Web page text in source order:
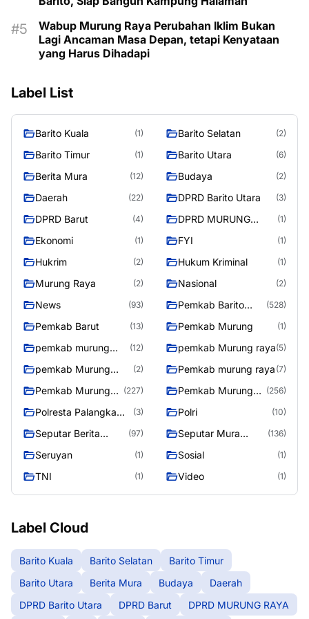
Wabup Murung Raya Perubahan Iklim Bukan
Lagi Ancaman Masa Depan, tetapi Kenyataan
yang Harus Dihadapi
Label List
Barito Kuala (1) Barito Selatan (2)
Barito Timur (1) Barito Utara (6)
Berita Mura (12) Budaya (2)
Daerah (22) DPRD Barito Utara (3)
DPRD Barut (4)
DPRD MURUNG
(1)
Ekonomi (1) FYI (1)
Hukrim (2) Hukum Kriminal (1)
Murung Raya (2) Nasional (2)
News (93)
Pemkab Barito
(528)
Pemkab Barut (13) Pemkab Murung (1)
pemkab murung
(12) pemkab Murung raya(5)
pemkab Murung
(2) Pemkab murung raya (7)
Pemkab Murung
(227)
Pemkab Murung
(256)
Polresta Palangka
(3) Polri (10)
Seputar Berita
(97)
Seputar Mura
(136)
Seruyan (1) Sosial (1)
TNI (1) Video (1)
Label Cloud
Barito Kuala Barito Selatan
Barito Timur
Barito Utara
Berita Mura Budaya
Daerah
DPRD Barito Utara
DPRD Barut
DPRD MURUNG RAYA